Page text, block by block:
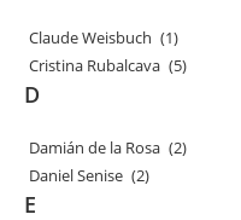
Claude Weisbuch (1)
Cristina Rubalcava (5)
D
Damián de la Rosa (2)
Daniel Senise (2)
E